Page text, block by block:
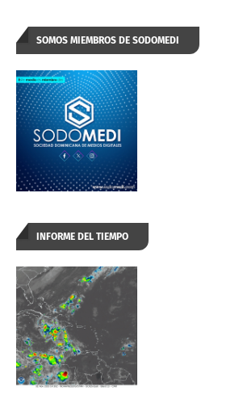
SOMOS MIEMBROS DE SODOMEDI
INFORME DEL TIEMPO